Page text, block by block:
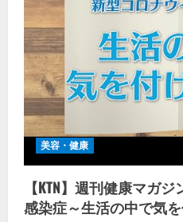
美容・健康
【KTN】週刊健康マガ
感染症～生活の中で気